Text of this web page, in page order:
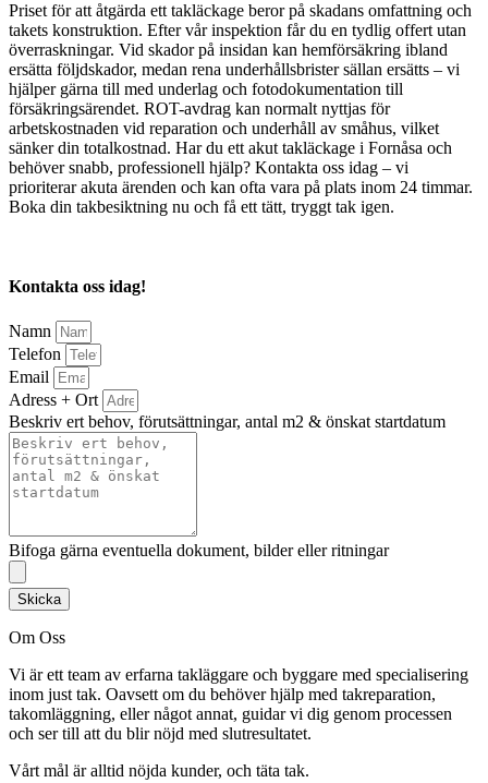
Priset för att åtgärda ett takläckage beror på skadans omfattning och
takets konstruktion. Efter vår inspektion får du en tydlig offert utan
överraskningar. Vid skador på insidan kan hemförsäkring ibland
ersätta följdskador, medan rena underhållsbrister sällan ersätts – vi
hjälper gärna till med underlag och fotodokumentation till
försäkringsärendet. ROT-avdrag kan normalt nyttjas för
arbetskostnaden vid reparation och underhåll av småhus, vilket
sänker din totalkostnad. Har du ett akut takläckage i Fornåsa och
behöver snabb, professionell hjälp? Kontakta oss idag – vi
prioriterar akuta ärenden och kan ofta vara på plats inom 24 timmar.
Boka din takbesiktning nu och få ett tätt, tryggt tak igen.
Kontakta oss idag!
Namn
Telefon
Email
Adress + Ort
Beskriv ert behov, förutsättningar, antal m2 & önskat startdatum
Bifoga gärna eventuella dokument, bilder eller ritningar
Skicka
Om Oss
Vi är ett team av erfarna takläggare och byggare med specialisering
inom just tak. Oavsett om du behöver hjälp med takreparation,
takomläggning, eller något annat, guidar vi dig genom processen
och ser till att du blir nöjd med slutresultatet.
Vårt mål är alltid nöjda kunder, och täta tak.